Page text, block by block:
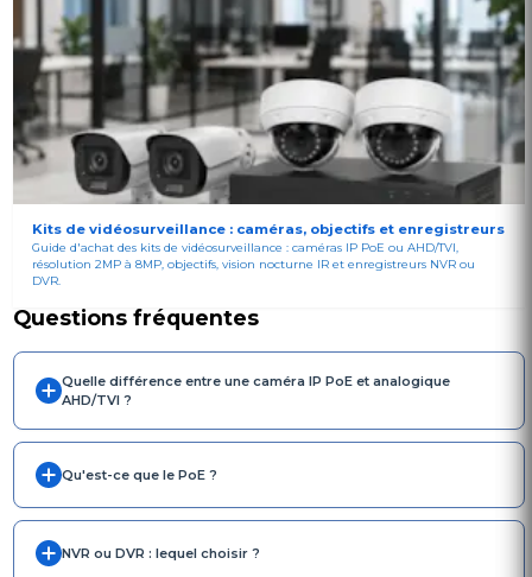
Kits de vidéosurveillance : caméras, objectifs et enregistreurs
Guide d'achat des kits de vidéosurveillance : caméras IP PoE ou AHD/TVI,
résolution 2MP à 8MP, objectifs, vision nocturne IR et enregistreurs NVR ou
DVR.
Questions fréquentes
Quelle différence entre une caméra IP PoE et analogique
AHD/TVI ?
Qu'est-ce que le PoE ?
NVR ou DVR : lequel choisir ?